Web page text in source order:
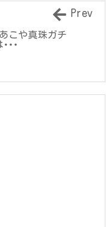
こや真珠ガチ
･･
Prev